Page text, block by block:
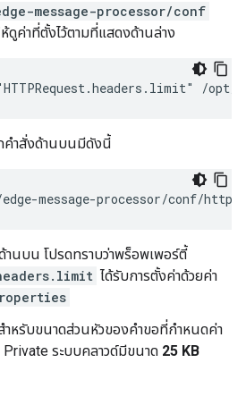
message-processor/conf
ดูค่าที่ตั้งไว้ตามที่แสดงด้านล่าง
คำสั่งด้านบนมีดังนี้
message-processor/conf/
านบน โปรดทราบว่าพร็อพเพอร์ตี้
ได้รับการตั้งค่าด้วยค่า
ำหรับขนาดส่วนหัวของคำขอที่กำหนดค่า
ระบบคลาวด์มีขนาด 25 KB